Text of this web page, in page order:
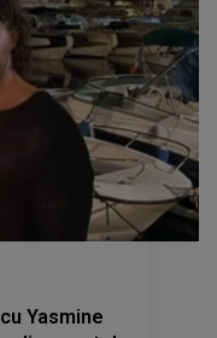
Yasmine